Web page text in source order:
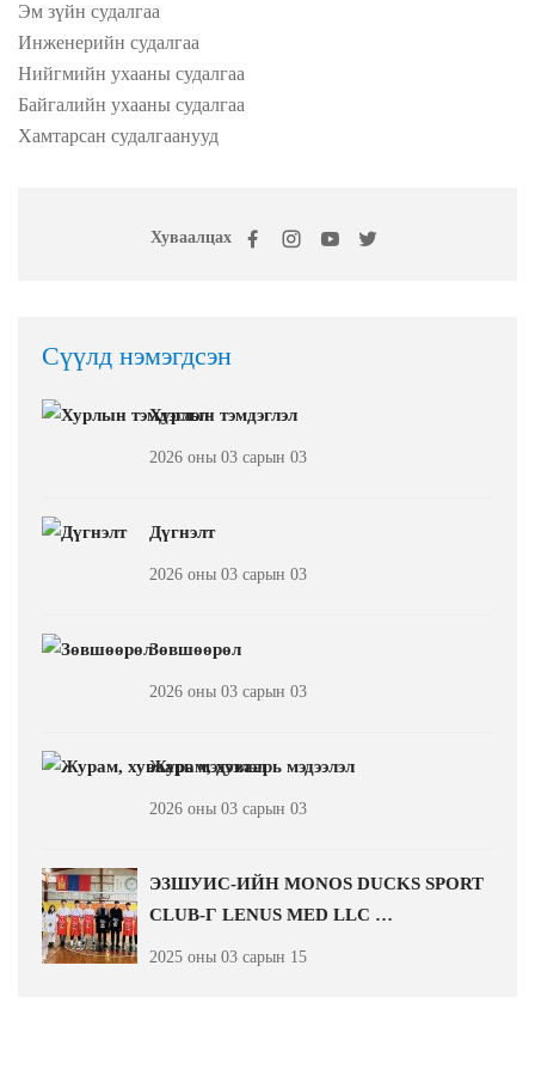
Эм зүйн судалгаа
Инженерийн судалгаа
Нийгмийн ухааны судалгаа
Байгалийн ухааны судалгаа
Хамтарсан судалгаанууд
Хуваалцах
Сүүлд нэмэгдсэн
Хурлын тэмдэглэл
2026 оны 03 сарын 03
Дүгнэлт
2026 оны 03 сарын 03
Зөвшөөрөл
2026 оны 03 сарын 03
Журам, хуваарь мэдээлэл
2026 оны 03 сарын 03
ЭЗШУИС-ИЙН MONOS DUCKS SPORT
CLUB-Г LENUS MED LLC …
2025 оны 03 сарын 15